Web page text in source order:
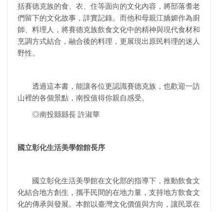
括賽德克族的食、衣、住等面向的文化內容，將部落耆老
們留下的文化故事，詳實記錄。而他和母親江嬌媚作為廚
師、料理人，將賽德克族飲食文化中的精神與現代食材和
烹調方式結合，融合後的料理，更展現出原民料理的迷人
野性。
透過這本書，能讓各位更認識賽德克族，也歡迎一訪
山裡的各個景點，南投值得你親自感受。
◎南投縣縣長 許淑華
國立彰化生活美學館館長序
國立彰化生活美學館在文化部的指導下，推動飲食文
化結合地方創生，攜手民間的在地力量，支持地方飲食文
化的傳承與發展。本館以臺灣文化價值與方向，讓民眾在